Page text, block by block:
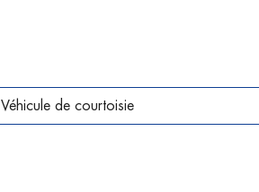
Véhicule de courtoisie